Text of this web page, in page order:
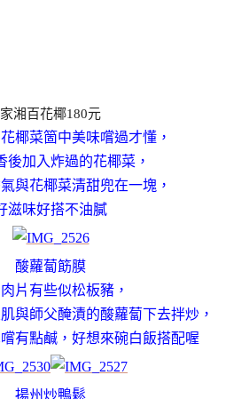
家湘百花椰180元
椰菜箇中美味嚐過才懂，
後加入炸過的花椰菜，
與花椰菜清甜兜在一塊，
滋味好搭不油膩
酸蘿蔔筯膜
片有些似松板豬，
與師父醃漬的酸蘿蔔下去拌炒，
有點鹹， 好想來碗白飯搭配喔
揚州炒鴨鬆